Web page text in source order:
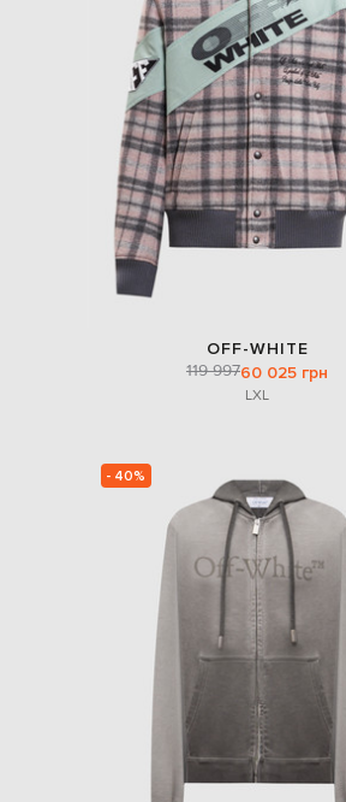
OFF-WHITE
119 99760 025 грн
LXL
- 40%